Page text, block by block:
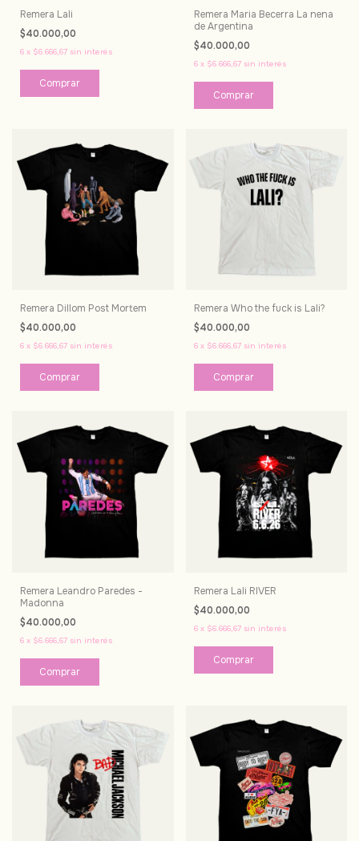
Remera Lali
$40.000,00
6 x $6.666,67 sin interés
Comprar
Remera Maria Becerra La nena
de Argentina
$40.000,00
6 x $6.666,67 sin interés
Comprar
Remera Dillom Post Mortem
$40.000,00
6 x $6.666,67 sin interés
Comprar
Remera Who the fuck is Lali?
$40.000,00
6 x $6.666,67 sin interés
Comprar
Remera Leandro Paredes -
Madonna
$40.000,00
6 x $6.666,67 sin interés
Comprar
Remera Lali RIVER
$40.000,00
6 x $6.666,67 sin interés
Comprar